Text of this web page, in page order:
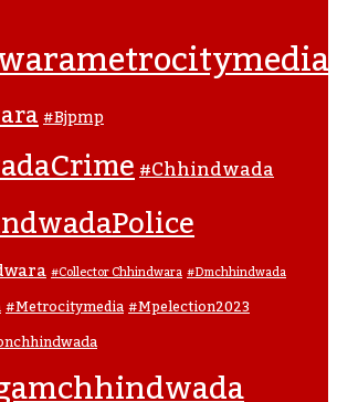
#bjpmp
#Chhindwada
#collector Chhindwara#dmchhindwada
#metrocitymedia#mpelection2023